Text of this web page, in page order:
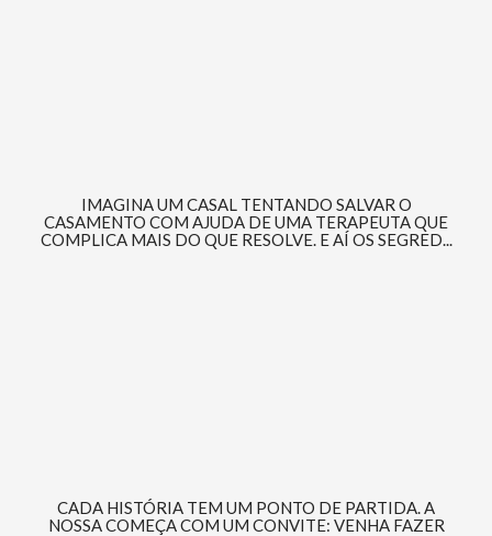
IMAGINA UM CASAL TENTANDO SALVAR O
CASAMENTO COM AJUDA DE UMA TERAPEUTA QUE
COMPLICA MAIS DO QUE RESOLVE. E AÍ OS SEGRED...
CADA HISTÓRIA TEM UM PONTO DE PARTIDA. A
NOSSA COMEÇA COM UM CONVITE: VENHA FAZER